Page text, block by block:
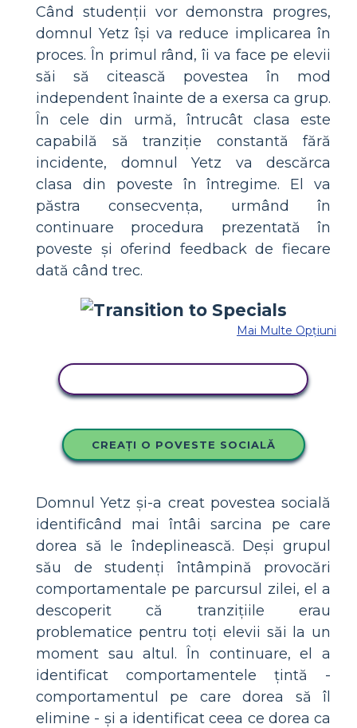
Când studenții vor demonstra progres,
domnul Yetz își va reduce implicarea în
proces. În primul rând, îi va face pe elevii
săi să citească povestea în mod
independent înainte de a exersa ca grup.
În cele din urmă, întrucât clasa este
capabilă să tranziție constantă fără
incidente, domnul Yetz va descărca
clasa din poveste în întregime. El va
păstra consecvența, urmând în
continuare procedura prezentată în
poveste și oferind feedback de fiecare
dată când trec.
Mai Multe Opțiuni
CREAȚI O POVESTE SOCIALĂ
Domnul Yetz și-a creat povestea socială
identificând mai întâi sarcina pe care
dorea să le îndeplinească. Deși grupul
său de studenți întâmpină provocări
comportamentale pe parcursul zilei, el a
descoperit că tranzițiile erau
problematice pentru toți elevii săi la un
moment sau altul. În continuare, el a
identificat comportamentele țintă -
comportamentul pe care dorea să îl
elimine - și a identificat ceea ce dorea ca